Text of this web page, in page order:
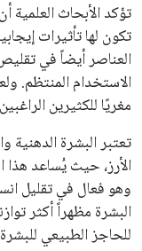
تؤكد الأبحاث العلمية
تكون لها تأثيرات
العناصر أيضاً في
الاستخدام المنتظم.
مغريًا للكثيرين
تعتبر البشرة الدهنية
الأرز، حيث يُساعد هذا
وهو فعال في تقليل
البشرة مظهراً أكثر
للحاجز الطبيعي